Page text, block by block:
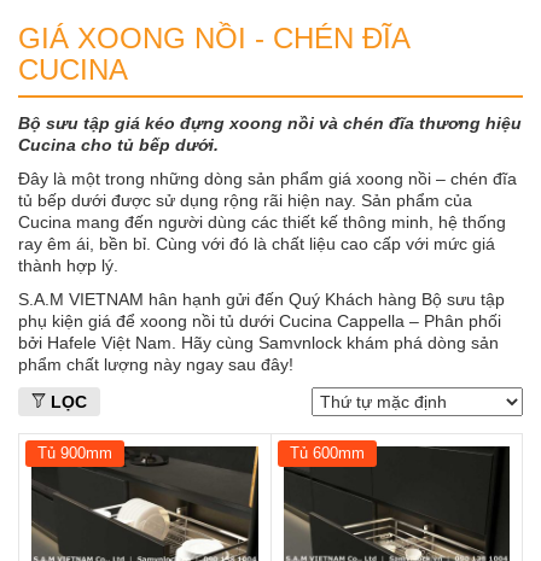
GIÁ XOONG NỒI - CHÉN ĐĨA
CUCINA
Bộ sưu tập giá kéo đựng xoong nồi và chén đĩa thương hiệu
Cucina cho tủ bếp dưới.
Đây là một trong những dòng sản phẩm giá xoong nồi – chén đĩa
tủ bếp dưới được sử dụng rộng rãi hiện nay. Sản phẩm của
Cucina mang đến người dùng các thiết kế thông minh, hệ thống
ray êm ái, bền bỉ. Cùng với đó là chất liệu cao cấp với mức giá
thành hợp lý.
S.A.M VIETNAM hân hạnh gửi đến Quý Khách hàng Bộ sưu tập
phụ kiện giá để xoong nồi tủ dưới Cucina Cappella – Phân phối
bởi Hafele Việt Nam. Hãy cùng Samvnlock khám phá dòng sản
phẩm chất lượng này ngay sau đây!
LỌC
Tủ 900mm Tủ 600mm